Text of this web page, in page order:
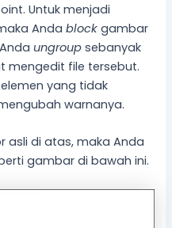
Untuk menjadi
Andablockgambar
ungroupsebanyak
mengedit file tersebut.
yang tidak
warnanya.
asli di atas, maka Anda
gambar di bawah ini.